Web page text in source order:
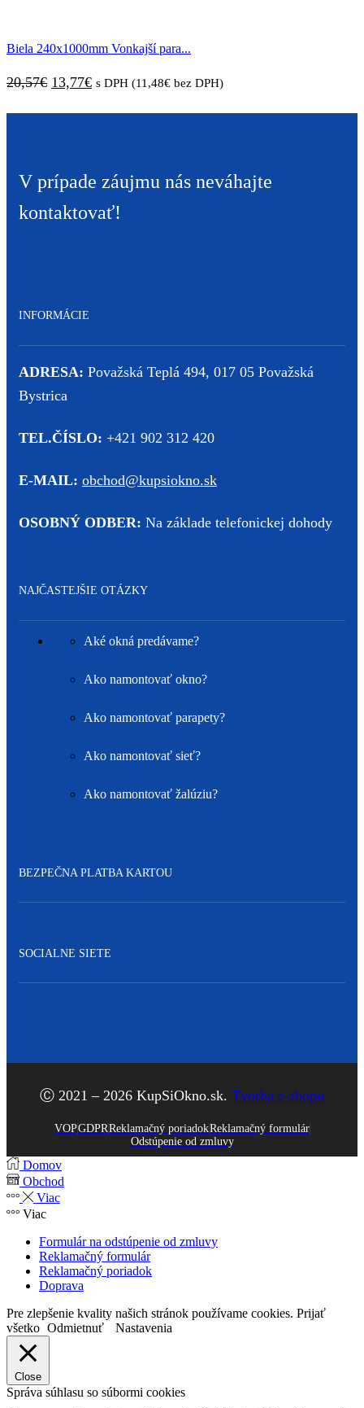
19,89€.13,17€.
Biela 240x1000mm Vonkajší para...
20,57€ Pôvodná
13,77€Aktuálna
s DPH (11,48€ bez DPH)
V prípade záujmu nás neváhajte
kontaktovať!
INFORMÁCIE
ADRESA: Považská Teplá 494, 017 05 Považská
Bystrica
TEL.ČÍSLO: +421 902 312 420
E-MAIL: obchod@kupsiokno.sk
OSOBNÝ ODBER: Na základe telefonickej dohody
NAJČASTEJŠIE OTÁZKY
Aké okná predávame?
Ako namontovať okno?
Ako namontovať parapety?
Ako namontovať sieť?
Ako namontovať žalúziu?
BEZPEČNA PLATBA KARTOU
SOCIALNE SIETE
Ⓒ 2021 – 2026 KupSiOkno.sk. Tvorba e-shopu
VOPGDPRReklamačný poriadokReklamačný formulár
Odstúpenie od zmluvy
Domov
Obchod
Viac
Viac
Formulár na odstúpenie od zmluvy
Reklamačný formulár
Reklamačný poriadok
Doprava
Pre zlepšenie kvality našich stránok používame cookies. Prijať
všetko Odmietnuť Nastavenia
Close
Správa súhlasu so súbormi cookies